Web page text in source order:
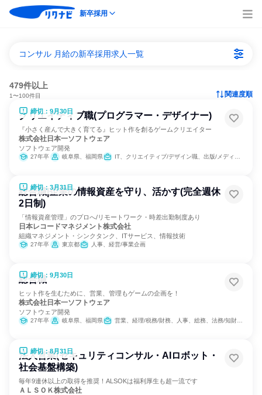
新卒採用
コンサル 月給の新卒採用求人一覧
479件以上
1〜100件目 関連度順
締切：9月30日
クリエイティブ職(プログラマー・デザイナー)
『小さく産んで大きく育てる』ヒット作を創るゲームクリエイター
株式会社日本一ソフトウェア
ソフトウェア開発
27年卒 岐阜県、福岡県 IT、クリエイティブ/デザイン職、出版/メディア/芸能/エンタメ専門職
締切：3月31日
総合職|企業の情報資産を守り、活かす(完全週休
2日制)
「情報資産管理」のプロへ/リモートワーク・時差出勤制度あり
日本レコードマネジメント株式会社
組織マネジメント・シンクタンク、ITサービス、情報技術
27年卒 東京都 人事、経営/事業企画
締切：9月30日
総合職
ヒット作を生むために、営業、管理もゲームの企画を！
株式会社日本一ソフトウェア
ソフトウェア開発
27年卒 岐阜県、福岡県 営業、経理/税務/財務、人事、総務、法務/知財、IT、広報/IR、組織運営管理・公務員・事務系職種、商品企画、マーケティング・広告・宣伝
締切：8月31日
法人営業(セキュリティコンサル・AIロボット・
社会基盤構築)
毎年9連休以上の取得を推奨！ALSOKは福利厚生も超一流です
ＡＬＳＯＫ株式会社